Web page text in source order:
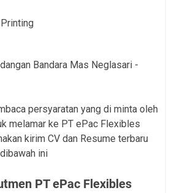
Bandara Mas Neglasari -
persyaratan yang di minta oleh
melamar ke PT ePac Flexibles
kirim CV dan Resume terbaru
ini
PT ePac Flexibles